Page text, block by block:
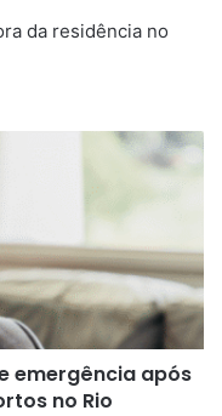
da residência no
emergência após
no Rio